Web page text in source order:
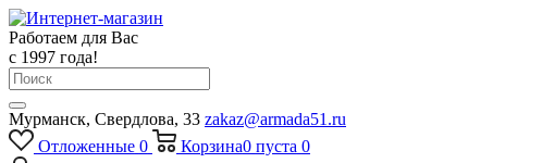
Работаем для Вас
с 1997 года!
Мурманск, Свердлова, 33 zakaz@armada51.ru
Отложенные 0 Корзина0 пуста 0